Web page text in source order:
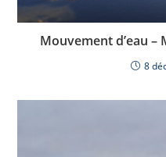
Mouvement d’eau
8